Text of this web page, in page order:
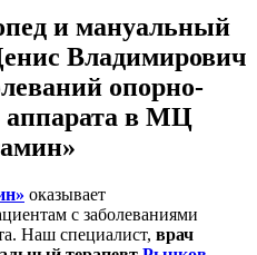
и мануальный
Владимирович
опорно-
аппарата в МЦ
оказывает
с заболеваниями
Наш специалист, врач